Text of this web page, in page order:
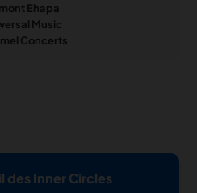
Ehapa
Music
Concerts
des Inner Circles